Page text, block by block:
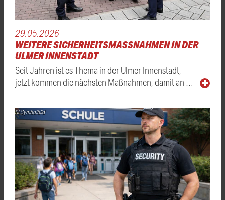
29.05.2026
WEITERE SICHERHEITSMASSNAHMEN IN DER U
LMER INNENSTADT
Seit Jahren ist es Thema in der Ulmer Innenstadt,
jetzt kommen die nächsten Maßnahmen, damit an …
KI Symbolbild